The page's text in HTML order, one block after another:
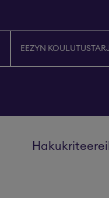
EEZYN